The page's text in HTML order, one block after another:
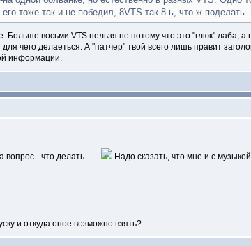
тоже так и не победил, 8VTS-так 8-ь, что ж
восьми VTS нельзя не потому что это "глюк" лаба,
чего делаеться. А "патчер" твой всего лишь правит
информации.
- что делать.......
Надо сказать, что мне и с
и откуда оное возможно взять?.......